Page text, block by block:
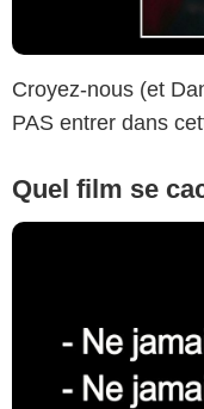
Croyez-nous (et
PAS entrer dans
Quel film se